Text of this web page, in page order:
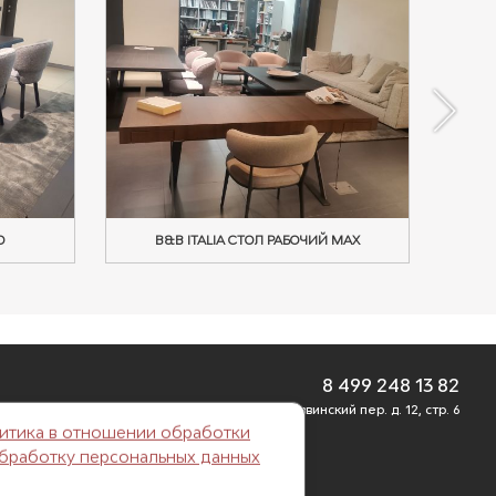
B&B ITALIA СТОЛ РАБОЧИЙ MAX
в отношении обработки
персональных данных
8 499 248 13 82
г. Москва, Б. Саввинский пер. д. 12, стр. 6